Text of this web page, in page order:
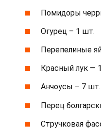
Помидоры
Огурец – 1 шт.
Перепелиные
Красный лук —
Анчоусы – 7 шт.
Перец
Стручковая